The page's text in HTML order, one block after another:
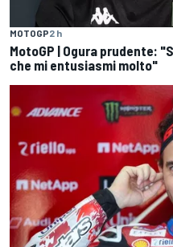
MOTOGP2 h
MotoGP | Ogura prudente:
che mi entusiasmi molto"